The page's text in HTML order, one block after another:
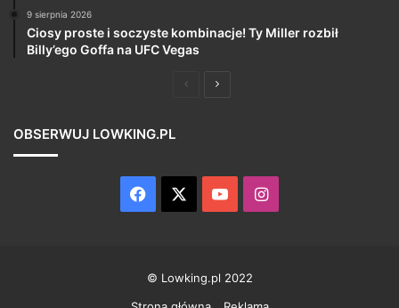
9 sierpnia 2026
Ciosy proste i soczyste kombinacje! Ty Miller rozbił
Billy’ego Goffa na UFC Vegas
PoprzedniaNastępna
OBSERWUJ LOWKING.PL
Facebook YouTubeInstagram
© Lowking.pl 2022